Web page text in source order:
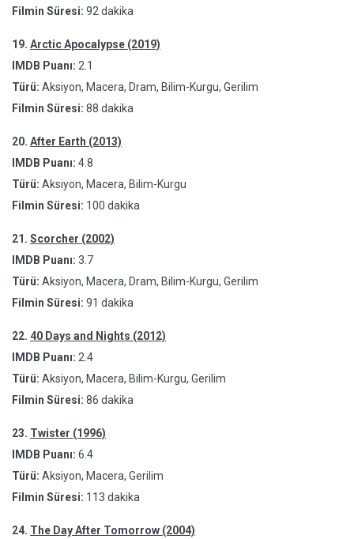
Filmin Süresi: 92 dakika
19. Arctic Apocalypse (2019)
IMDB Puanı: 2.1
Türü: Aksiyon, Macera, Dram, Bilim-Kurgu, Gerilim
Filmin Süresi: 88 dakika
20. After Earth (2013)
IMDB Puanı: 4.8
Türü: Aksiyon, Macera, Bilim-Kurgu
Filmin Süresi: 100 dakika
21. Scorcher (2002)
IMDB Puanı: 3.7
Türü: Aksiyon, Macera, Dram, Bilim-Kurgu, Gerilim
Filmin Süresi: 91 dakika
22. 40 Days and Nights (2012)
IMDB Puanı: 2.4
Türü: Aksiyon, Macera, Bilim-Kurgu, Gerilim
Filmin Süresi: 86 dakika
23. Twister (1996)
IMDB Puanı: 6.4
Türü: Aksiyon, Macera, Gerilim
Filmin Süresi: 113 dakika
24. The Day After Tomorrow (2004)